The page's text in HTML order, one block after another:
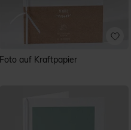
Foto auf Kraftpapier